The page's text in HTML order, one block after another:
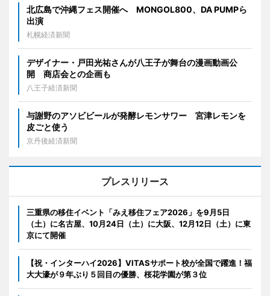
北広島で沖縄フェス開催へ MONGOL800、DA PUMPら
出演
札幌経済新聞
デザイナー・戸田光祐さんが八王子が舞台の漫画動画公
開 商店会との企画も
八王子経済新聞
与謝野のアソビビールが発酵レモンサワー 宮津レモンを
皮ごと使う
京丹後経済新聞
プレスリリース
三重県の移住イベント「みえ移住フェア2026」を9月5日
（土）に名古屋、10月24日（土）に大阪、12月12日（土）に東
京にて開催
【祝・インターハイ2026】VITASサポート校が全国で躍進！福
大大濠が９年ぶり５回目の優勝、桜花学園が第３位